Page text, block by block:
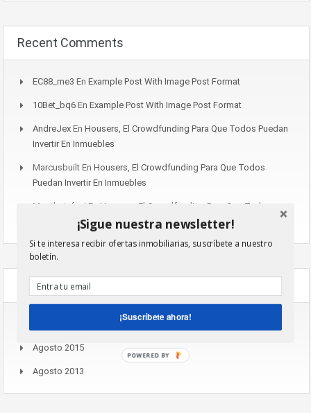
Recent Comments
EC88_me3 En Example Post With Image Post Format
10Bet_bq6 En Example Post With Image Post Format
AndreJex En Housers, El Crowdfunding Para Que Todos Puedan
Invertir En Inmuebles
Marcusbuilt En Housers, El Crowdfunding Para Que Todos
Puedan Invertir En Inmuebles
Mostbet_fuei En Housers, El Crowdfunding Para Que Todos
Puedan Invertir En Inmuebles
Archives
Agosto 2015
Agosto 2013
¡Sigue nuestra newsletter!
Si te interesa recibir ofertas inmobiliarias, suscríbete a nuestro
boletín.
¡Suscríbete ahora!
POWERED BY